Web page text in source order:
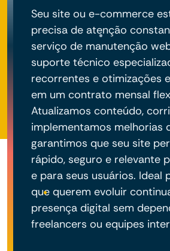
Seu site ou e-commerce
precisa de atenção
serviço de manutenção
suporte técnico
recorrentes e otimizações
em um contrato mensal
Atualizamos conteúdo,
implementamos melhorias
garantimos que seu site
rápido, seguro e relevante
e para seus usuários. Ideal
que querem evoluir
presença digital sem
freelancers ou equipes